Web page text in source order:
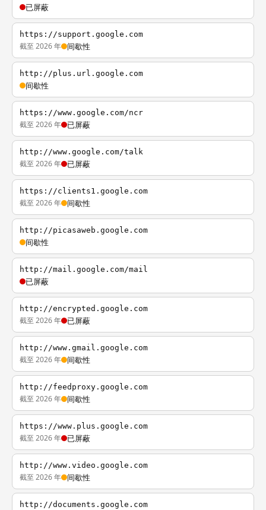
已屏蔽
https://support.google.com
截至 2026 年 间歇性
http://plus.url.google.com
间歇性
https://www.google.com/ncr
截至 2026 年 已屏蔽
http://www.google.com/talk
截至 2026 年 已屏蔽
https://clients1.google.com
截至 2026 年 间歇性
http://picasaweb.google.com
间歇性
http://mail.google.com/mail
已屏蔽
http://encrypted.google.com
截至 2026 年 已屏蔽
http://www.gmail.google.com
截至 2026 年 间歇性
http://feedproxy.google.com
截至 2026 年 间歇性
https://www.plus.google.com
截至 2026 年 已屏蔽
http://www.video.google.com
截至 2026 年 间歇性
http://documents.google.com